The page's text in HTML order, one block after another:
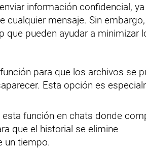
información confidencial,
cualquier mensaje. Sin
que pueden ayudar a minimizar
para que los archivos se
Esta opción es
esta función en chats donde
que el historial se elimine
un tiempo.